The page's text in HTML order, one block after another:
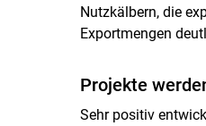
Nutzkälbern, die
Exportmengen
Projekte
Sehr positiv